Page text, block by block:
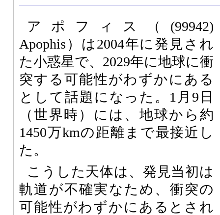
アポフィス（(99942)
Apophis）は2004年に発見され
た小惑星で、2029年に地球に衝
突する可能性がわずかにある
として話題になった。1月9日
（世界時）には、地球から約
1450万kmの距離まで最接近し
た。
こうした天体は、発見当初は
軌道が不確実なため、衝突の
可能性がわずかにあるとされ